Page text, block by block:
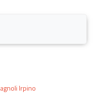
Irpino